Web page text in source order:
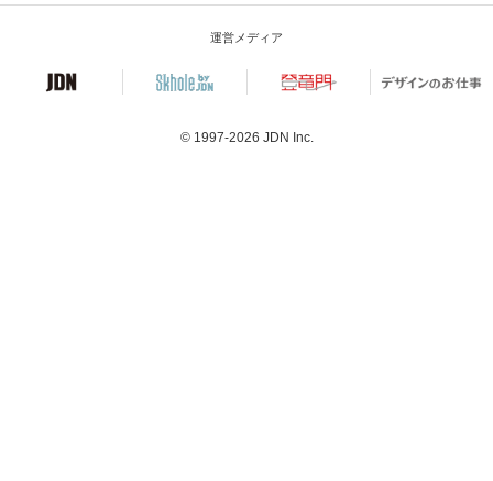
運営メディア
© 1997-2026 JDN Inc.